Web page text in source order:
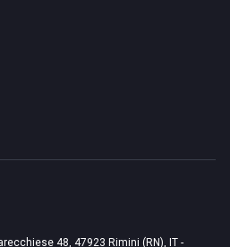
48, 47923 Rimini (RN), IT -